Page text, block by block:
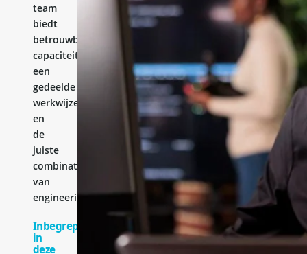
team
biedt
betrouwbare
capaciteit,
een
gedeelde
werkwijze
en
de
juiste
combinatie
van
engineeringervaring.
Inbegrepen
in
deze